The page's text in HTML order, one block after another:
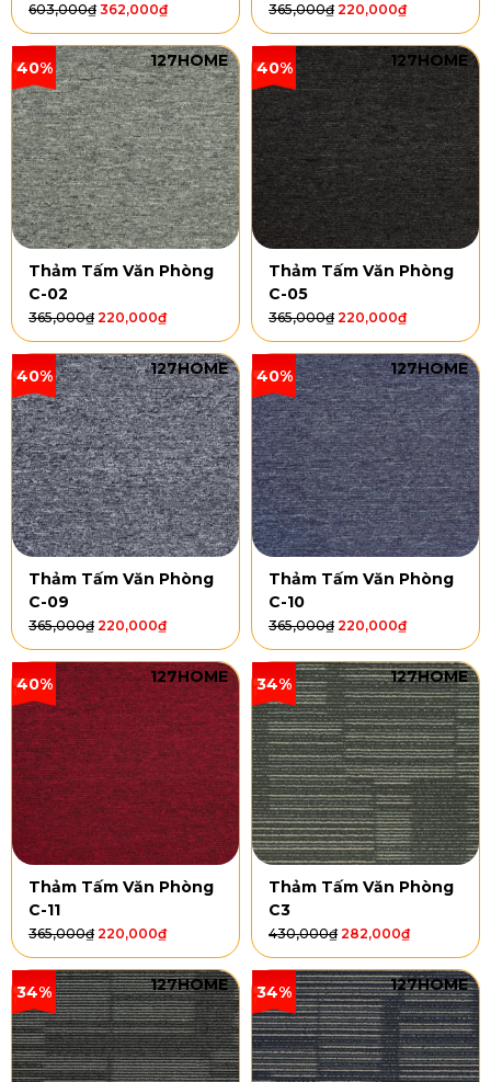
603,000₫ 362,000₫ 365,000₫ 220,000₫
40% 127HOME
Thảm Tấm Văn Phòng
C-02
365,000₫ 220,000₫
40% 127HOME
Thảm Tấm Văn Phòng
C-05
365,000₫ 220,000₫
40% 127HOME
Thảm Tấm Văn Phòng
C-09
365,000₫ 220,000₫
40% 127HOME
Thảm Tấm Văn Phòng
C-10
365,000₫ 220,000₫
40% 127HOME
Thảm Tấm Văn Phòng
C-11
365,000₫ 220,000₫
34% 127HOME
Thảm Tấm Văn Phòng
C3
430,000₫ 282,000₫
34% 127HOME 34% 127HOME